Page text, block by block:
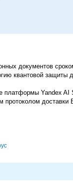
документов
квантовой защиты
платформы Yandex AI
доставки